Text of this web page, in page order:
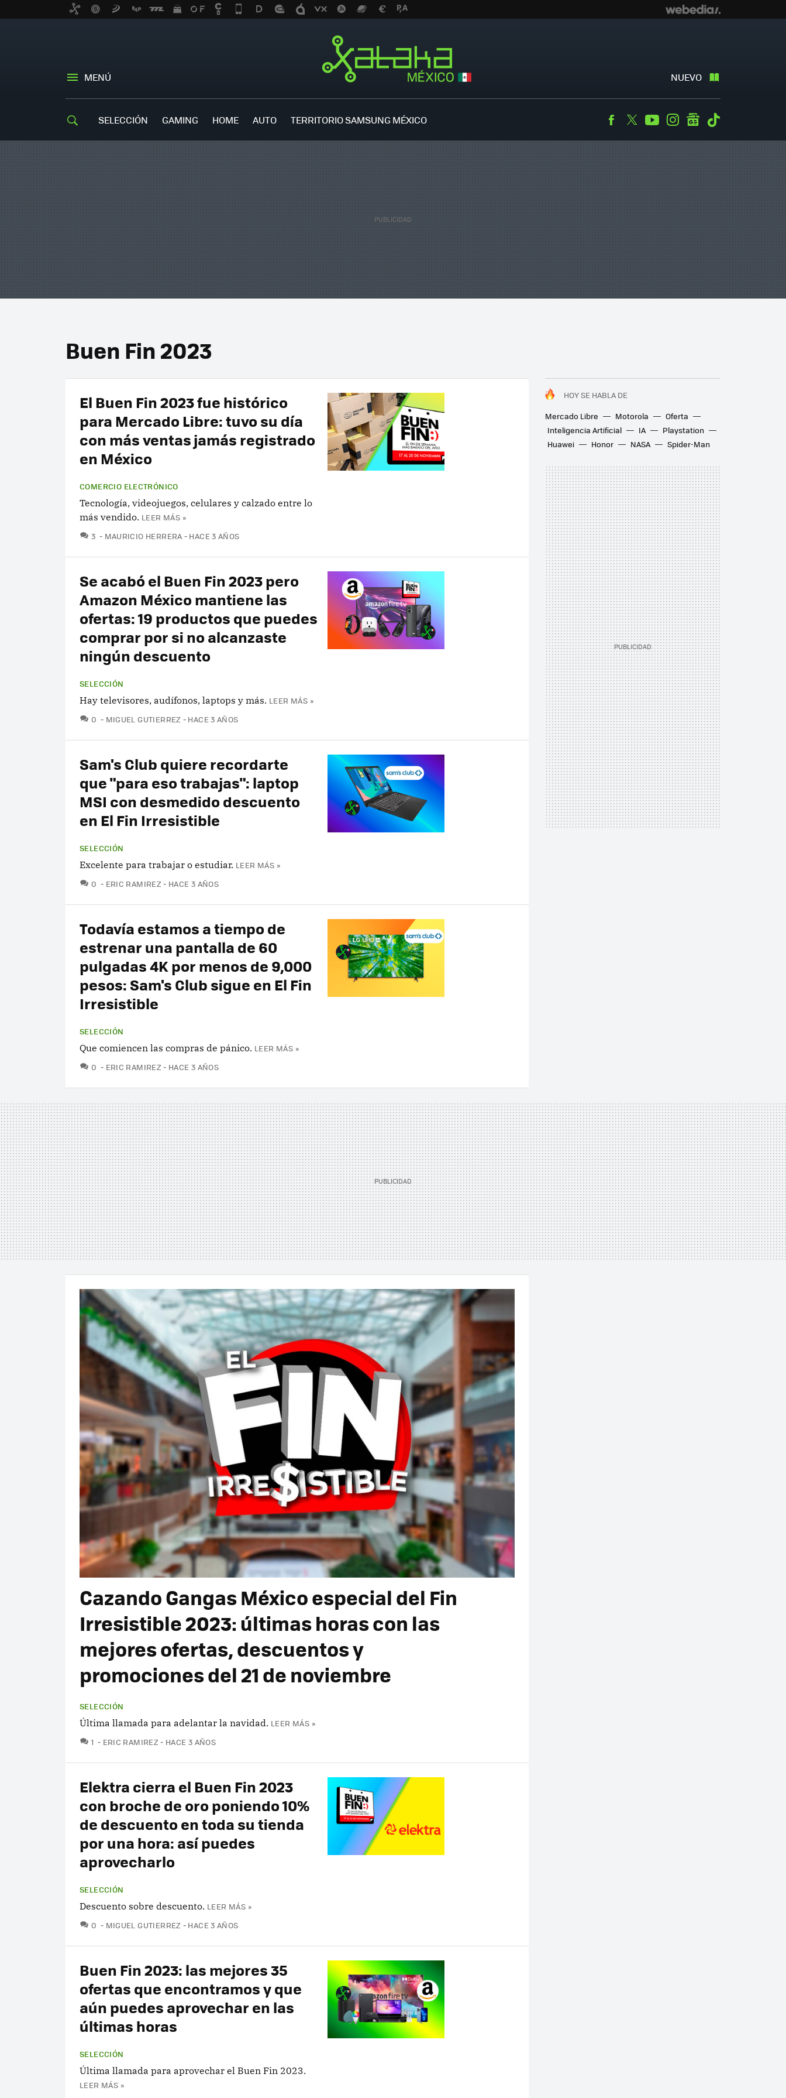
MENÚ NUEVO
SELECCIÓN GAMING HOME AUTO TERRITORIO SAMSUNG MÉXICO Facebook
TwitterYoutubeInstagramgooglenews
Buen Fin 2023
HOY SE HABLA DE
Mercado Libre
Motorola
Oferta
Inteligencia Artificial
IA
Playstation
Huawei
Honor NASA Spider-Man
El Buen Fin 2023 fue histórico
para Mercado Libre: tuvo su día
con más ventas jamás registrado
en México
COMERCIO ELECTRÓNICO
Tecnología, videojuegos, celulares y calzado entre lo
más vendido. LEER MÁS »
3 COMENTARIOS
MAURICIO HERRERA HACE 3 AÑOS
Se acabó el Buen Fin 2023 pero
Amazon México mantiene las
ofertas: 19 productos que puedes
comprar por si no alcanzaste
ningún descuento
SELECCIÓN
Hay televisores, audífonos, laptops y más. LEER MÁS »
0 COMENTARIOS
MIGUEL GUTIERREZ HACE 3 AÑOS
Sam's Club quiere recordarte
que "para eso trabajas": laptop
MSI con desmedido descuento
en El Fin Irresistible
SELECCIÓN
Excelente para trabajar o estudiar. LEER MÁS »
0 COMENTARIOS
ERIC RAMIREZ HACE 3 AÑOS
Todavía estamos a tiempo de
estrenar una pantalla de 60
pulgadas 4K por menos de 9,000
pesos: Sam's Club sigue en El Fin
Irresistible
SELECCIÓN
Que comiencen las compras de pánico. LEER MÁS »
0 COMENTARIOS
ERIC RAMIREZ HACE 3 AÑOS
Cazando Gangas México especial del Fin
Irresistible 2023: últimas horas con las
mejores ofertas, descuentos y
promociones del 21 de noviembre
SELECCIÓN
Última llamada para adelantar la navidad. LEER MÁS »
1 COMENTARIOS
ERIC RAMIREZ HACE 3 AÑOS
Elektra cierra el Buen Fin 2023
con broche de oro poniendo 10%
de descuento en toda su tienda
por una hora: así puedes
aprovecharlo
SELECCIÓN
Descuento sobre descuento. LEER MÁS »
0 COMENTARIOS
MIGUEL GUTIERREZ HACE 3 AÑOS
Buen Fin 2023: las mejores 35
ofertas que encontramos y que
aún puedes aprovechar en las
últimas horas
SELECCIÓN
Última llamada para aprovechar el Buen Fin 2023.
LEER MÁS »